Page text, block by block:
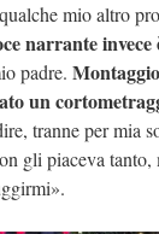
mio altro
narrante invece
padre.
un
tranne per mia
gli piaceva